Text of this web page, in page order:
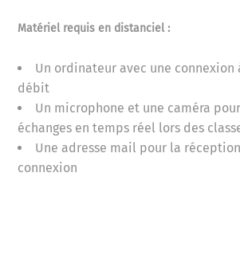
des jeux, quizz, vidéos et fiches de
vous pourrez vous entraîner et
connaissances.
Matériel requis en distanciel :
Un ordinateur avec une
débit
Un microphone et une caméra
échanges en temps réel lors des
Une adresse mail pour la
connexion